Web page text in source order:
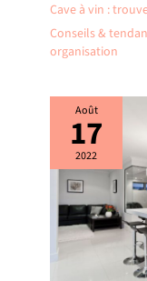
Cave à vin :
Conseils &
organisation
Août
17
2022